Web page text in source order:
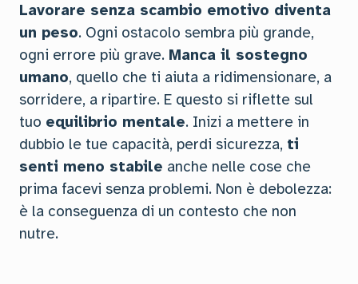
Lavorare senza scambio emotivo diventa
un peso. Ogni ostacolo sembra più grande,
ogni errore più grave. Manca il sostegno
umano, quello che ti aiuta a ridimensionare, a
sorridere, a ripartire. E questo si riflette sul
tuo equilibrio mentale. Inizi a mettere in
dubbio le tue capacità, perdi sicurezza, ti
senti meno stabile anche nelle cose che
prima facevi senza problemi. Non è debolezza:
è la conseguenza di un contesto che non
nutre.